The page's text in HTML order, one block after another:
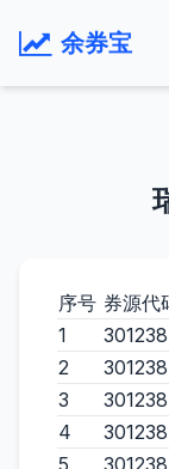
余券宝
序号 券源代
1
301238
2
301238
3
301238
4
301238
5
301238